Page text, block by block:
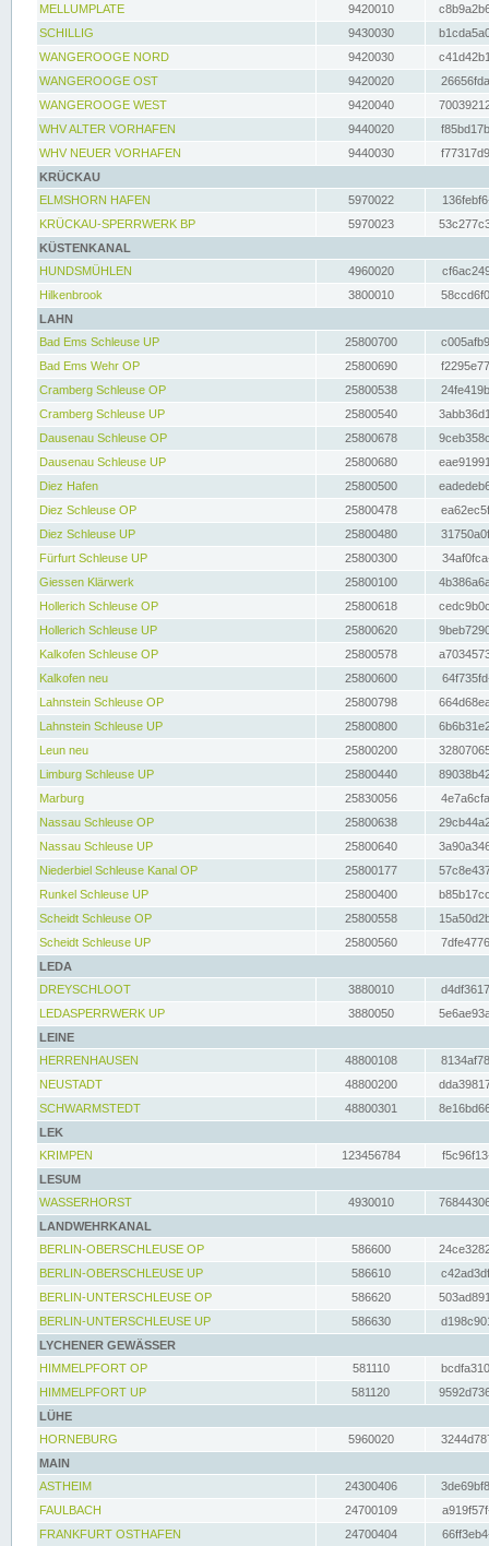
MELLUMPLATE
9420010
SCHILLIG
9430030
WANGEROOGE NORD
9420030
WANGEROOGE OST
9420020
WANGEROOGE WEST
9420040
WHV ALTER VORHAFEN
9440020
WHV NEUER VORHAFEN
9440030
KRÜCKAU
ELMSHORN HAFEN
5970022
KRÜCKAU-SPERRWERK BP
5970023
KÜSTENKANAL
HUNDSMÜHLEN
4960020
Hilkenbrook
3800010
LAHN
Bad Ems Schleuse UP
25800700
Bad Ems Wehr OP
25800690
Cramberg Schleuse OP
25800538
Cramberg Schleuse UP
25800540
Dausenau Schleuse OP
25800678
Dausenau Schleuse UP
25800680
Diez Hafen
25800500
Diez Schleuse OP
25800478
Diez Schleuse UP
25800480
Fürfurt Schleuse UP
25800300
Giessen Klärwerk
25800100
Hollerich Schleuse OP
25800618
Hollerich Schleuse UP
25800620
Kalkofen Schleuse OP
25800578
Kalkofen neu
25800600
Lahnstein Schleuse OP
25800798
Lahnstein Schleuse UP
25800800
Leun neu
25800200
Limburg Schleuse UP
25800440
Marburg
25830056
Nassau Schleuse OP
25800638
Nassau Schleuse UP
25800640
Niederbiel Schleuse Kanal OP
25800177
Runkel Schleuse UP
25800400
Scheidt Schleuse OP
25800558
Scheidt Schleuse UP
25800560
LEDA
DREYSCHLOOT
3880010
LEDASPERRWERK UP
3880050
LEINE
HERRENHAUSEN
48800108
NEUSTADT
48800200
SCHWARMSTEDT
48800301
LEK
KRIMPEN
123456784
LESUM
WASSERHORST
4930010
LANDWEHRKANAL
BERLIN-OBERSCHLEUSE OP
586600
BERLIN-OBERSCHLEUSE UP
586610
BERLIN-UNTERSCHLEUSE OP
586620
BERLIN-UNTERSCHLEUSE UP
586630
LYCHENER GEWÄSSER
HIMMELPFORT OP
581110
HIMMELPFORT UP
581120
LÜHE
HORNEBURG
5960020
MAIN
ASTHEIM
24300406
FAULBACH
24700109
FRANKFURT OSTHAFEN
24700404